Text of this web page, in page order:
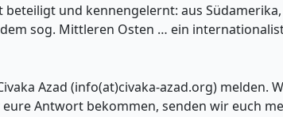
und kennengelernt: aus
sog. Mittleren Osten … ein
Azad (info(at)civaka-azad.org) melden.
Antwort bekommen, senden wir euch